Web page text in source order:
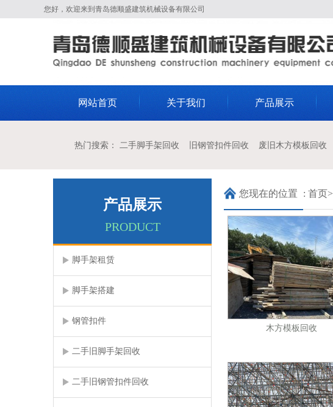
您好，欢迎来到青岛德顺盛建筑机械设备有限公司
网站首页 关于我们 产品展示
热门搜索： 二手脚手架回收 旧钢管扣件回收 废旧木方模板回收
产品展示
PRODUCT
脚手架租赁
脚手架搭建
钢管扣件
二手旧脚手架回收
二手旧钢管扣件回收
您现在的位置 : 首页>
木方模板回收